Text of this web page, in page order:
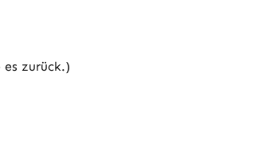
zurück.)